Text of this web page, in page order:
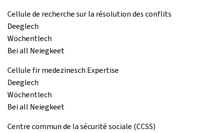
Cellule de recherche sur la résolution des conflits
Deeglech
Wöchentlech
Bei all Neiegkeet
Cellule fir medezinesch Expertise
Deeglech
Wöchentlech
Bei all Neiegkeet
Centre commun de la sécurité sociale (CCSS)